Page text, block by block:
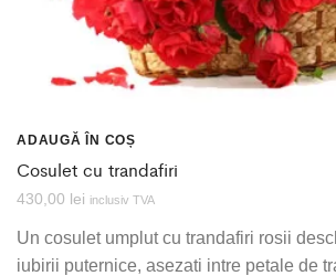
ADAUGĂ ÎN COȘ
Cosulet cu trandafiri
430,00 lei inclusiv TVA
Un cosulet umplut cu trandafiri rosii
iubirii puternice, asezati intre petale de